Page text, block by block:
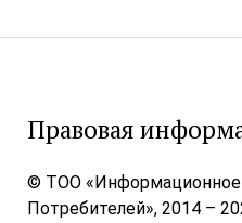
Правовая
© ТОО «Информационное
Потребителей», 2014 –